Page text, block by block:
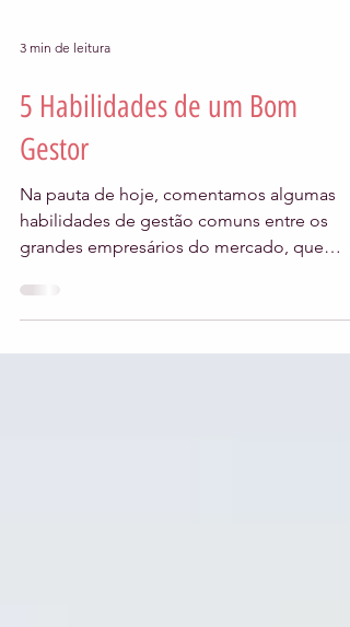
3 min de leitura
Gestor
Na pauta de hoje, comentamos algumas
habilidades de gestão comuns entre os
grandes empresários do mercado, que